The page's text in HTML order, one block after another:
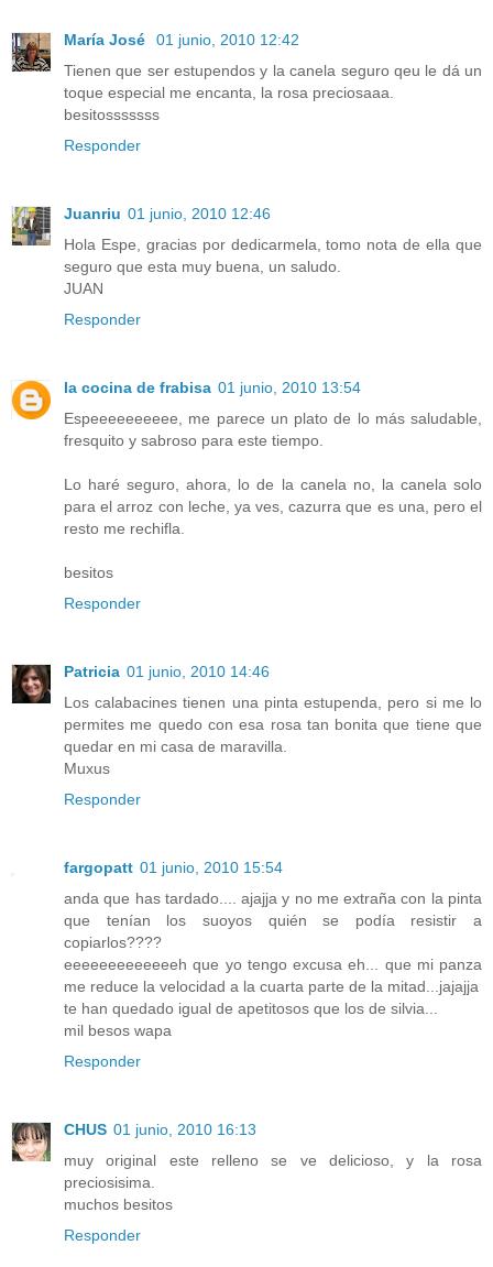
María José
01 junio, 2010 12:42
Tienen que ser estupendos y la canela seguro qeu le dá un
toque especial me encanta, la rosa preciosaaa.
besitosssssss
Responder
Juanriu 01 junio, 2010 12:46
Hola Espe, gracias por dedicarmela, tomo nota de ella que
seguro que esta muy buena, un saludo.
JUAN
Responder
la cocina de frabisa 01 junio, 2010 13:54
Espeeeeeeeeee, me parece un plato de lo más saludable,
fresquito y sabroso para este tiempo.
Lo haré seguro, ahora, lo de la canela no, la canela solo
para el arroz con leche, ya ves, cazurra que es una, pero el
resto me rechifla.
besitos
Responder
Patricia 01 junio, 2010 14:46
Los calabacines tienen una pinta estupenda, pero si me lo
permites me quedo con esa rosa tan bonita que tiene que
quedar en mi casa de maravilla.
Muxus
Responder
fargopatt 01 junio, 2010 15:54
anda que has tardado.... ajajja y no me extraña con la pinta
que tenían los suoyos quién se podía resistir a
copiarlos????
eeeeeeeeeeeeeh que yo tengo excusa eh... que mi panza
me reduce la velocidad a la cuarta parte de la mitad...jajajja
te han quedado igual de apetitosos que los de silvia...
mil besos wapa
Responder
CHUS 01 junio, 2010 16:13
muy original este relleno se ve delicioso, y la rosa
preciosisima.
muchos besitos
Responder